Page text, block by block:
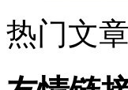
热门文章